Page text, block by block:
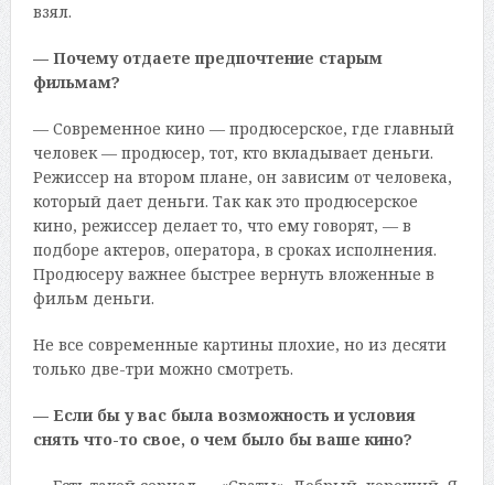
взял.
— Почему отдаете предпочтение старым
фильмам?
— Современное кино — продюсерское, где главный
человек — продюсер, тот, кто вкладывает деньги.
Режиссер на втором плане, он зависим от человека,
который дает деньги. Так как это продюсерское
кино, режиссер делает то, что ему говорят, — в
подборе актеров, оператора, в сроках исполнения.
Продюсеру важнее быстрее вернуть вложенные в
фильм деньги.
Не все современные картины плохие, но из десяти
только две-три можно смотреть.
— Если бы у вас была возможность и условия
снять что-то свое, о чем было бы ваше кино?